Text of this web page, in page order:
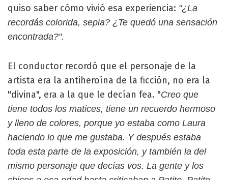
quiso saber cómo vivió esa experiencia: "¿La
recordás colorida, sepia? ¿Te quedó una sensación
encontrada?".
El conductor recordó que el personaje de la
artista era la antiheroína de la ficción, no era la
"divina", era a la que le decían fea. "Creo que
tiene todos los matices, tiene un recuerdo hermoso
y lleno de colores, porque yo estaba como Laura
haciendo lo que me gustaba. Y después estaba
toda esta parte de la exposición, y también la del
mismo personaje que decías vos. La gente y los